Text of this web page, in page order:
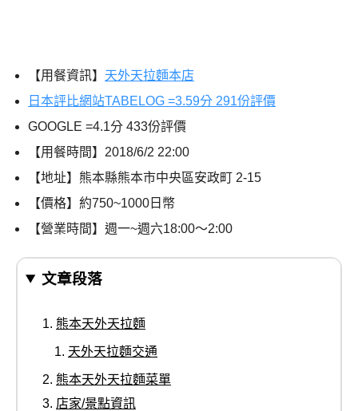
【用餐資訊】 天外天拉麵本店
日本評比網站TABELOG =3.59分 291份評價
GOOGLE =4.1分 433份評價
【用餐時間】2018/6/2 22:00
【地址】熊本縣熊本市中央區安政町 2-15
【價格】約750~1000日幣
【營業時間】週一~週六18:00～2:00
文章段落
熊本天外天拉麵
天外天拉麵交通
熊本天外天拉麵菜單
店家/景點資訊